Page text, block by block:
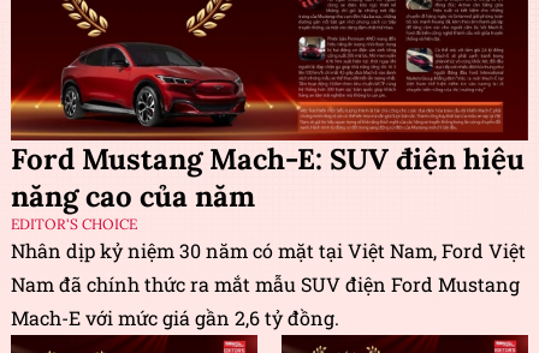
Ford Mustang Mach-E: SUV điện hiệu
năng cao của năm
EDITOR'S CHOICE
Nhân dịp kỷ niệm 30 năm có mặt tại Việt Nam, Ford Việt
Nam đã chính thức ra mắt mẫu SUV điện Ford Mustang
Mach-E với mức giá gần 2,6 tỷ đồng.